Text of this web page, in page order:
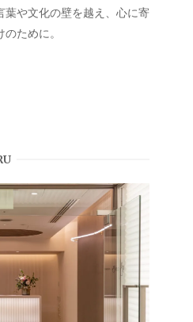
や文化の壁を越え、心に寄
ために。